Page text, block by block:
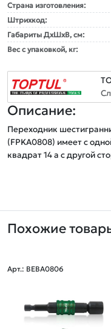
Страна изготовления:
Штрихкод:
Габариты ДxШxВ, см:
Вес с упаковкой, кг:
Описание:
Переходник
(FPKA0808) имеет с
Похожие
Арт.: BEBA0806